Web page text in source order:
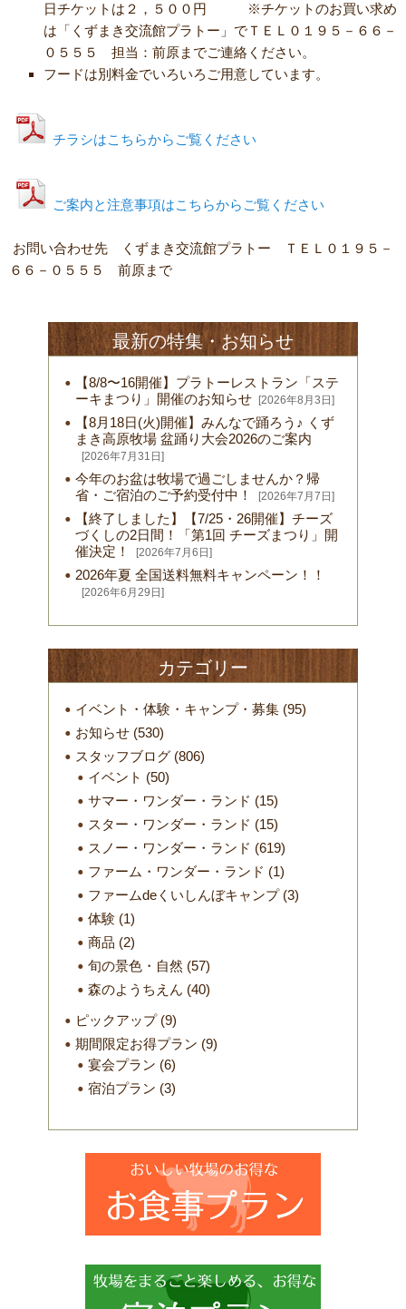
日チケットは２，５００円 ※チケットのお買い求め
は「くずまき交流館プラトー」でＴＥＬ０１９５－６６－
０５５５ 担当：前原までご連絡ください。
フードは別料金でいろいろご用意しています。
チラシはこちらからご覧ください
ご案内と注意事項はこちらからご覧ください
お問い合わせ先 くずまき交流館プラトー ＴＥＬ０１９５－
６６－０５５５ 前原まで
最新の特集・お知らせ
【8/8〜16開催】プラトーレストラン「ステ
ーキまつり」開催のお知らせ
[2026年8月3日]
【8月18日(火)開催】みんなで踊ろう♪ くず
まき高原牧場 盆踊り大会2026のご案内
[2026年7月31日]
今年のお盆は牧場で過ごしませんか？帰
省・ご宿泊のご予約受付中！
[2026年7月7日]
【終了しました】【7/25・26開催】チーズ
づくしの2日間！「第1回 チーズまつり」開
催決定！
[2026年7月6日]
2026年夏 全国送料無料キャンペーン！！
[2026年6月29日]
カテゴリー
イベント・体験・キャンプ・募集(95)
お知らせ(530)
スタッフブログ(806)
イベント (50)
サマー・ワンダー・ランド (15)
スター・ワンダー・ランド (15)
スノー・ワンダー・ランド (619)
ファーム・ワンダー・ランド (1)
ファームdeくいしんぼキャンプ(3)
体験 (1)
商品 (2)
旬の景色・自然 (57)
森のようちえん (40)
ピックアップ(9)
期間限定お得プラン (9)
宴会プラン (6)
宿泊プラン (3)